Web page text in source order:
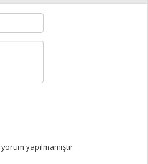
yapılmamıştır.